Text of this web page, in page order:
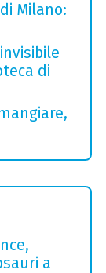
Milano:
di
a